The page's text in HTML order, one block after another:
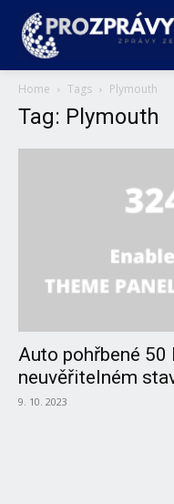
Home Tags Plymouth
Tag: Plymouth
Auto pohřbené
neuvěřitelném
9. 10. 2023